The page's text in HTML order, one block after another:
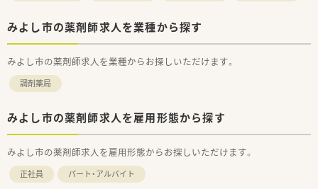
みよし市の薬剤師求人を業種から探す
みよし市の薬剤師求人を業種からお探しいただけます。
調剤薬局
みよし市の薬剤師求人を雇用形態から探す
みよし市の薬剤師求人を雇用形態からお探しいただけます。
正社員 パート・アルバイト